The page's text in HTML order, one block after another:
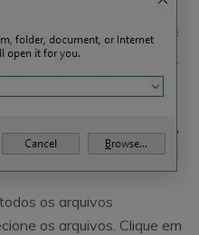
os arquivos
os arquivos. Clique em